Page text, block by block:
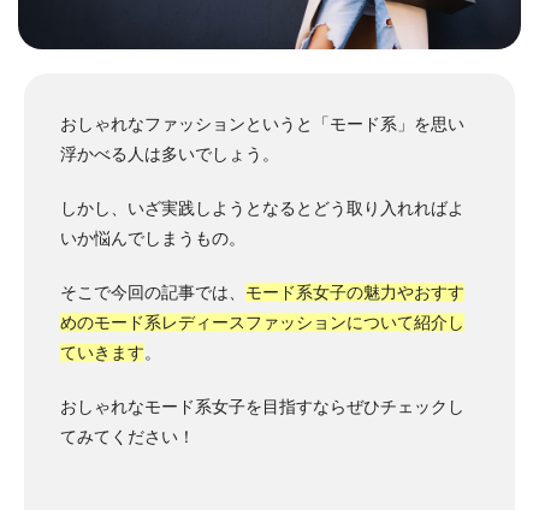
おしゃれなファッションというと「モード系」を思い
浮かべる人は多いでしょう。
しかし、いざ実践しようとなるとどう取り入れればよ
いか悩んでしまうもの。
そこで今回の記事では、 モード系女子の魅力やおすす
めのモード系レディースファッションについて紹介し
ていきます。
おしゃれなモード系女子を目指すならぜひチェックし
てみてください！